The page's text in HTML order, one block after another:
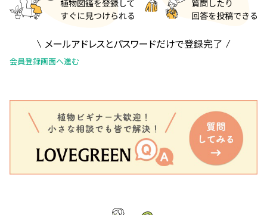
メールアドレスとパスワードだけで登録完了
会員登録画面へ進む